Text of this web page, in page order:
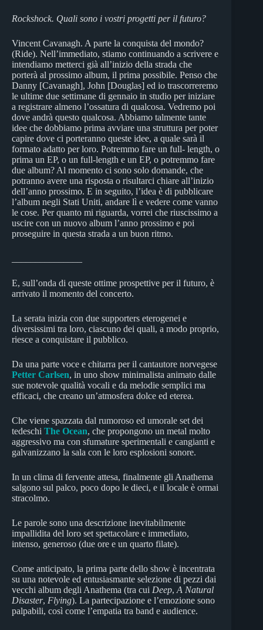
Rockshock. Quali sono i vostri progetti per il futuro?
Vincent Cavanagh. A parte la conquista del mondo?
(Ride). Nell’immediato, stiamo continuando a scrivere e
intendiamo metterci già all’inizio della strada che
porterà al prossimo album, il prima possibile. Penso che
Danny [Cavanagh], John [Douglas] ed io trascorreremo
le ultime due settimane di gennaio in studio per iniziare
a registrare almeno l’ossatura di qualcosa. Vedremo poi
dove andrà questo qualcosa. Abbiamo talmente tante
idee che dobbiamo prima avviare una struttura per poter
capire dove ci porteranno queste idee, a quale sarà il
formato adatto per loro. Potremmo fare un full- length, o
prima un EP, o un full-length e un EP, o potremmo fare
due album? Al momento ci sono solo domande, che
potranno avere una risposta o risultarci chiare all’inizio
dell’anno prossimo. E in seguito, l’idea è di pubblicare
l’album negli Stati Uniti, andare lì e vedere come vanno
le cose. Per quanto mi riguarda, vorrei che riuscissimo a
uscire con un nuovo album l’anno prossimo e poi
proseguire in questa strada a un buon ritmo.
E, sull’onda di queste ottime prospettive per il futuro, è
arrivato il momento del concerto.
La serata inizia con due supporters eterogenei e
diversissimi tra loro, ciascuno dei quali, a modo proprio,
riesce a conquistare il pubblico.
Da una parte voce e chitarra per il cantautore norvegese
Petter Carlsen, in uno show minimalista animato dalle
sue notevole qualità vocali e da melodie semplici ma
efficaci, che creano un’atmosfera dolce ed eterea.
Che viene spazzata dal rumoroso ed umorale set dei
tedeschi The Ocean, che propongono un metal molto
aggressivo ma con sfumature sperimentali e cangianti e
galvanizzano la sala con le loro esplosioni sonore.
In un clima di fervente attesa, finalmente gli Anathema
salgono sul palco, poco dopo le dieci, e il locale è ormai
stracolmo.
Le parole sono una descrizione inevitabilmente
impallidita del loro set spettacolare e immediato,
intenso, generoso (due ore e un quarto filate).
Come anticipato, la prima parte dello show è incentrata
su una notevole ed entusiasmante selezione di pezzi dai
vecchi album degli Anathema (tra cui Deep, A Natural
Disaster, Flying). La partecipazione e l’emozione sono
palpabili, così come l’empatia tra band e audience.